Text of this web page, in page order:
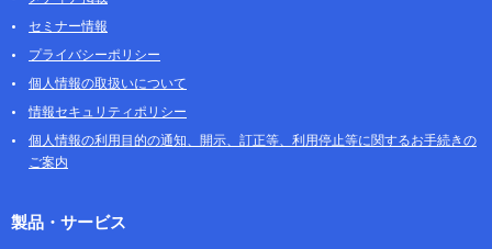
セミナー情報
プライバシーポリシー
個人情報の取扱いについて
情報セキュリティポリシー
個人情報の利用目的の通知、開示、訂正等、利用停止等に関するお手続きの
ご案内
製品・サービス